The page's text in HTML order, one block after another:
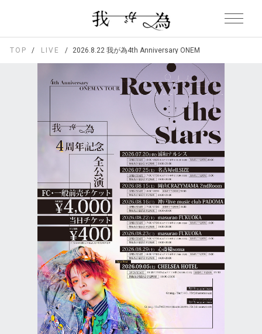
TOP LIVE 2026.8.22 我が為4th Anniversary ONEMAN TOUR「